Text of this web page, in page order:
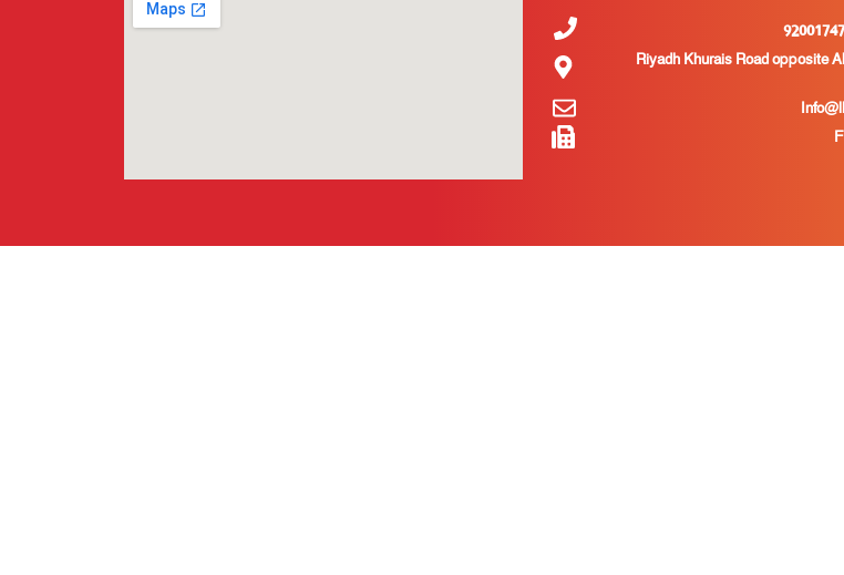
Riyadh Khurais Road opposite